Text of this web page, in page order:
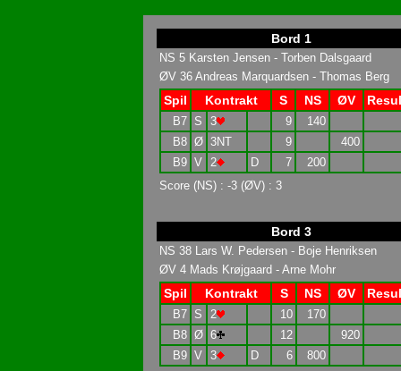
Bord 1
NS 5 Karsten Jensen - Torben Dalsgaard
ØV 36 Andreas Marquardsen - Thomas Berg
Spil Kontrakt S NS ØV
B7 S 3 9
140
B8 Ø 3NT 9
400
B9 V 2 D 7
200
Score (NS) : -3 (ØV) : 3
Bord 3
NS 38 Lars W. Pedersen - Boje Henriksen
ØV 4 Mads Krøjgaard - Arne Mohr
Spil Kontrakt S NS ØV
B7 S 2 10
170
B8 Ø 6 12
920
B9 V 3 D 6
800